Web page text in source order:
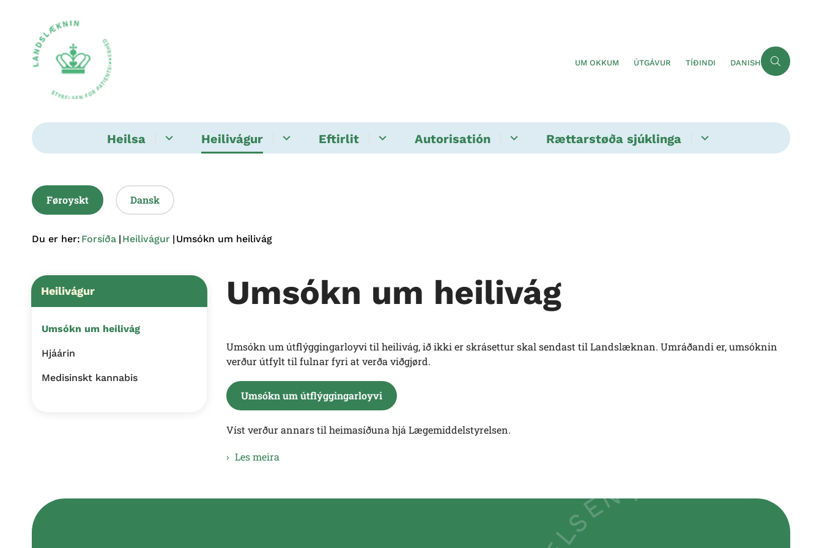
UM OKKUM ÚTGÁVUR TÍÐINDI DANISH
Heilsa Heilivágur Eftirlit Autorisatión Rættarstøða sjúklinga
Føroyskt Dansk
Du er her: Forsíða Heilivágur Umsókn um heilivág
Heilivágur
Umsókn um heilivág
Hjáárin
Medisinskt kannabis
Umsókn um heilivág
Umsókn um útflýggingarloyvi til heilivág, ið ikki er skrásettur skal sendast til Landslæknan. Umráðandi er, umsóknin
verður útfylt til fulnar fyri at verða viðgjørd.
Umsókn um útflýggingarloyvi
Víst verður annars til heimasíðuna hjá Lægemiddelstyrelsen.
Les meira